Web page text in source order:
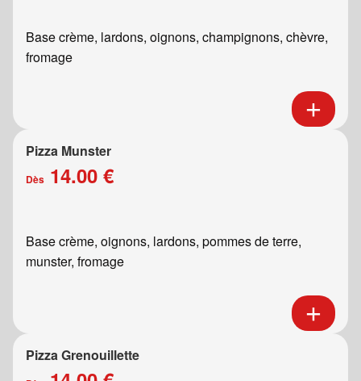
Base crème, lardons, oignons, champignons, chèvre,
fromage
Pizza Munster
Dès 14.00 €
Base crème, oignons, lardons, pommes de terre,
munster, fromage
Pizza Grenouillette